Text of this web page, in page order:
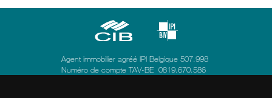
Agent immobilier agréé IPI Belgique 507.998
Numéro de compte TAV-BE 0819.670.586